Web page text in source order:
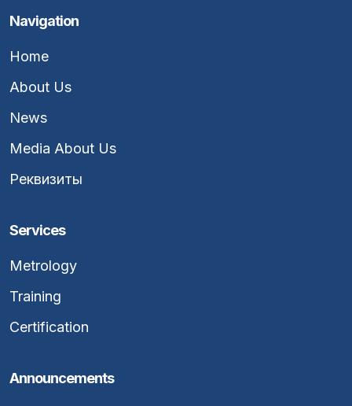
Navigation
Home
About Us
News
Media About Us
Реквизиты
Services
Metrology
Training
Certification
Announcements